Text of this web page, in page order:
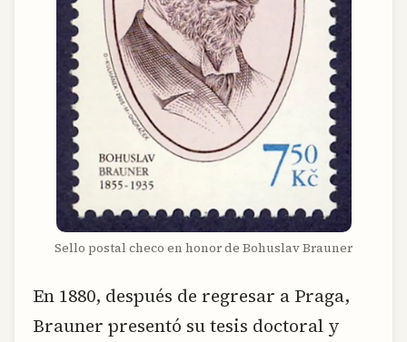
Sello postal checo en honor de Bohuslav Brauner
En 1880, después de regresar a Praga,
Brauner presentó su tesis doctoral y